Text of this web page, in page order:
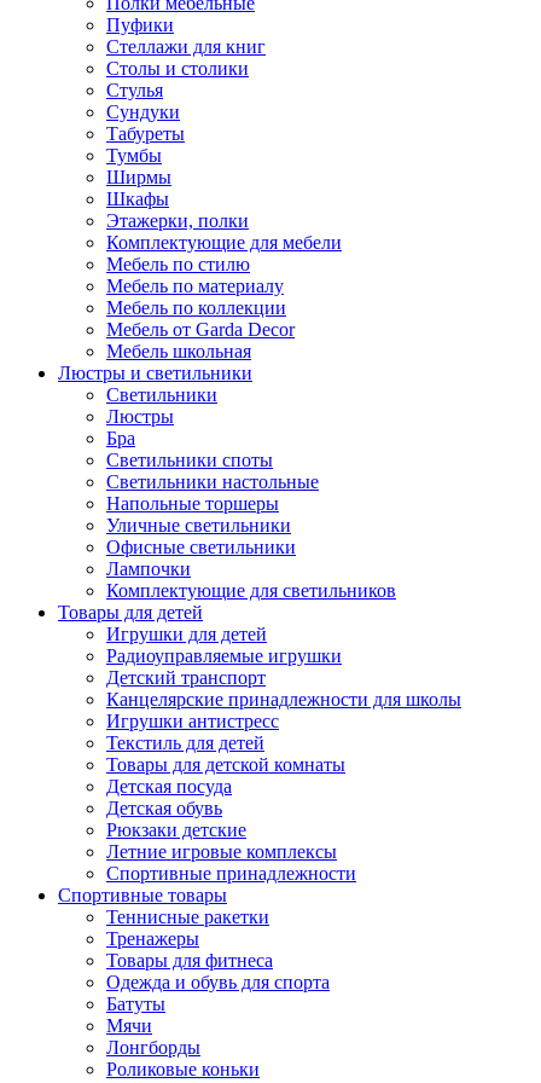
Пуфики
Стеллажи для книг
Столы и столики
Стулья
Сундуки
Табуреты
Тумбы
Ширмы
Шкафы
Этажерки, полки
Комплектующие для мебели
Мебель по стилю
Мебель по материалу
Мебель по коллекции
Мебель от Garda Decor
Мебель школьная
Люстры и светильники
Светильники
Люстры
Бра
Светильники споты
Светильники настольные
Напольные торшеры
Уличные светильники
Офисные светильники
Лампочки
Комплектующие для светильников
Товары для детей
Игрушки для детей
Радиоуправляемые игрушки
Детский транспорт
Канцелярские принадлежности для школы
Игрушки антистресс
Текстиль для детей
Товары для детской комнаты
Детская посуда
Детская обувь
Рюкзаки детские
Летние игровые комплексы
Спортивные принадлежности
Спортивные товары
Теннисные ракетки
Тренажеры
Товары для фитнеса
Одежда и обувь для спорта
Батуты
Мячи
Лонгборды
Роликовые коньки